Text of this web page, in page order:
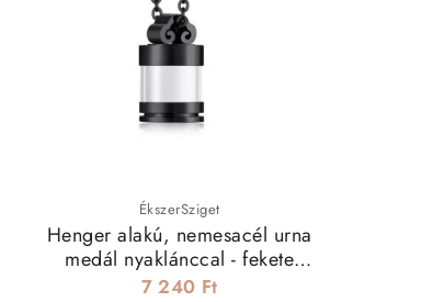
ÉkszerSziget
Henger alakú, nemesacél urna
medál nyaklánccal - fekete
színben
7 240 Ft